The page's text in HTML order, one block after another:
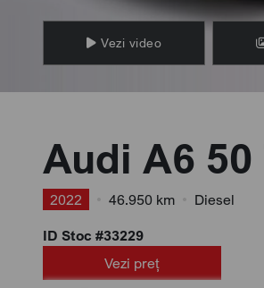
Vezi video
Audi A6
2022 46.950 km
Diesel
ID Stoc #33229
Vezi preț